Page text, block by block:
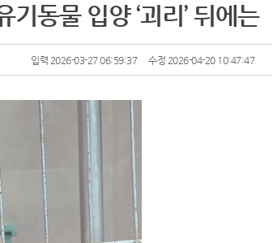
동물 입양 ‘괴리’ 뒤에는
입력 2026-03-27 06:59:37 수정 2026-04-20 10:47:47